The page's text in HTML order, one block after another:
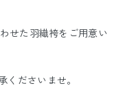
せた羽織袴をご用意い
ださいませ。